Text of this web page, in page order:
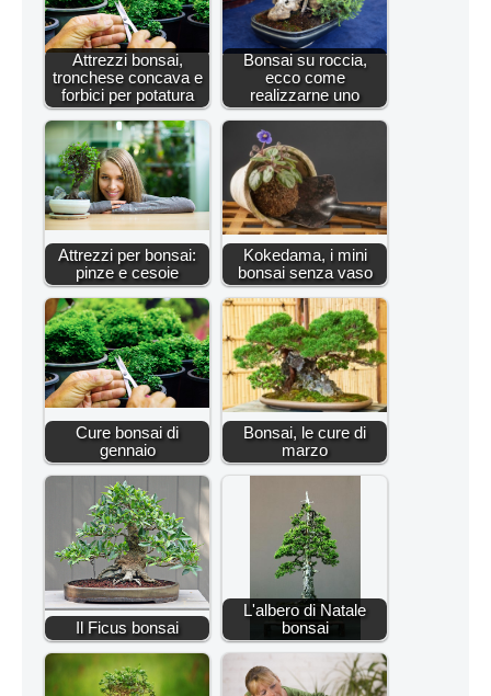
Attrezzi bonsai,
tronchese concava e
forbici per potatura
Bonsai su roccia,
ecco come
realizzarne uno
Attrezzi per bonsai:
pinze e cesoie
Kokedama, i mini
bonsai senza vaso
Cure bonsai di
gennaio
Bonsai, le cure di
marzo
Il Ficus bonsai
L'albero di Natale
bonsai